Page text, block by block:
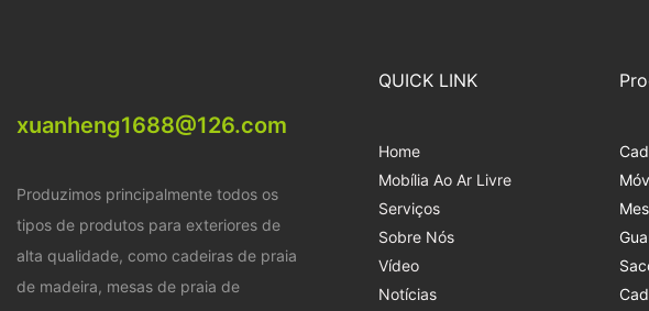
xuanheng1688@126.com
Produzimos principalmente todos os
tipos de produtos para exteriores de
alta qualidade, como cadeiras de praia
de madeira, mesas de praia de
QUICK LINK
Home
Mobília Ao Ar Livre
Serviços
Sobre Nós
Vídeo
Notícias